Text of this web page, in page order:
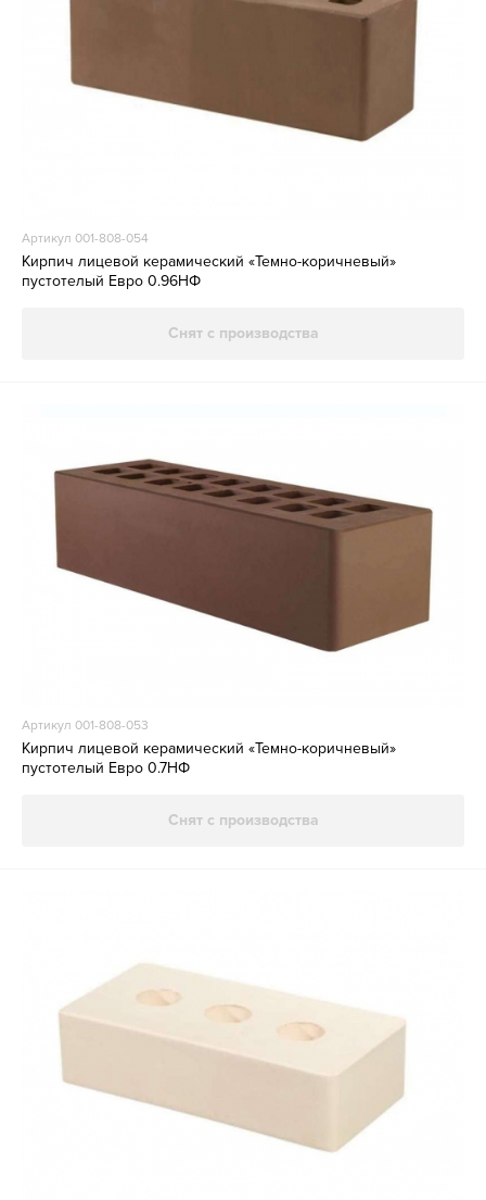
Артикул 001-808-054
Кирпич лицевой керамический «Темно-коричневый»
пустотелый Евро 0.96НФ
Снят с производства
Артикул 001-808-053
Кирпич лицевой керамический «Темно-коричневый»
пустотелый Евро 0.7НФ
Снят с производства